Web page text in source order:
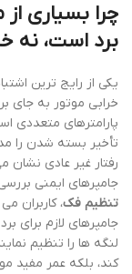
چرا بسیاری
برد است، نه
یکی از رایج ترین
پارامترهای متعددی
تأخیر بسته شدن را
رفتار غیر عادی نشان
جامپرهای ایمنی
تنظیم فک
جامپرهای لازم برای
لنگه ها را تنظیم
کند، بلکه عمر مفید